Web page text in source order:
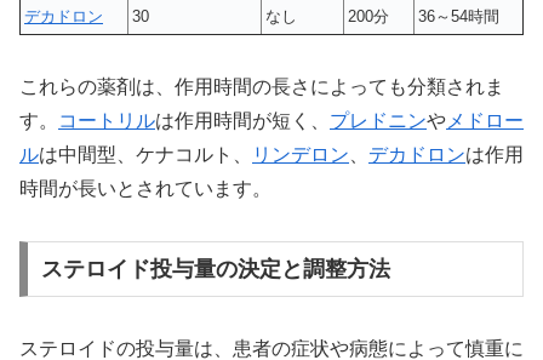
デカドロン 30 なし 200分 36～54時間
これらの薬剤は、作用時間の長さによっても分類されま
す。
コートリルは作用時間が短く、 プレドニンや メドロー
ルは中間型、ケナコルト、 リンデロン デカドロンは作用
時間が長いとされています。
ステロイド投与量の決定と調整方法
ステロイドの投与量は、患者の症状や病態によって慎重に